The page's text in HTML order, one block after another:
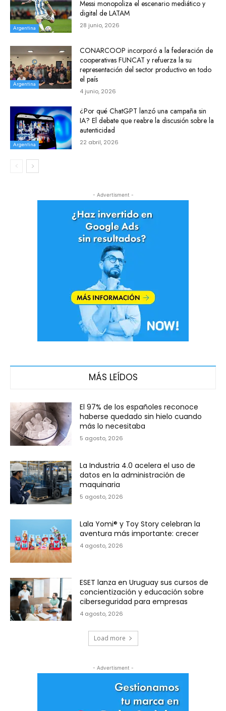
Argentina
Messi monopoliza el escenario mediático y
digital de LATAM
28 junio, 2026
Argentina
CONARCOOP incorporó a la federación de
cooperativas FUNCAT y refuerza la su
representación del sector productivo en todo
el país
4 junio, 2026
Argentina
¿Por qué ChatGPT lanzó una campaña sin
IA? El debate que reabre la discusión sobre la
autenticidad
22 abril, 2026
- Advertisment -
MÁS LEÍDOS
El 97% de los españoles reconoce
haberse quedado sin hielo cuando
más lo necesitaba
5 agosto, 2026
La Industria 4.0 acelera el uso de
datos en la administración de
maquinaria
5 agosto, 2026
Lala Yomi® y Toy Story celebran la
aventura más importante: crecer
4 agosto, 2026
ESET lanza en Uruguay sus cursos de
concientización y educación sobre
ciberseguridad para empresas
4 agosto, 2026
Load more
- Advertisment -